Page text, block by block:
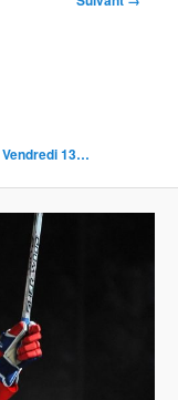
Vendredi 13…